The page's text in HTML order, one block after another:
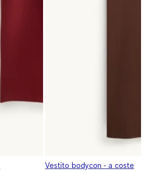
Vestito bodycon - a coste